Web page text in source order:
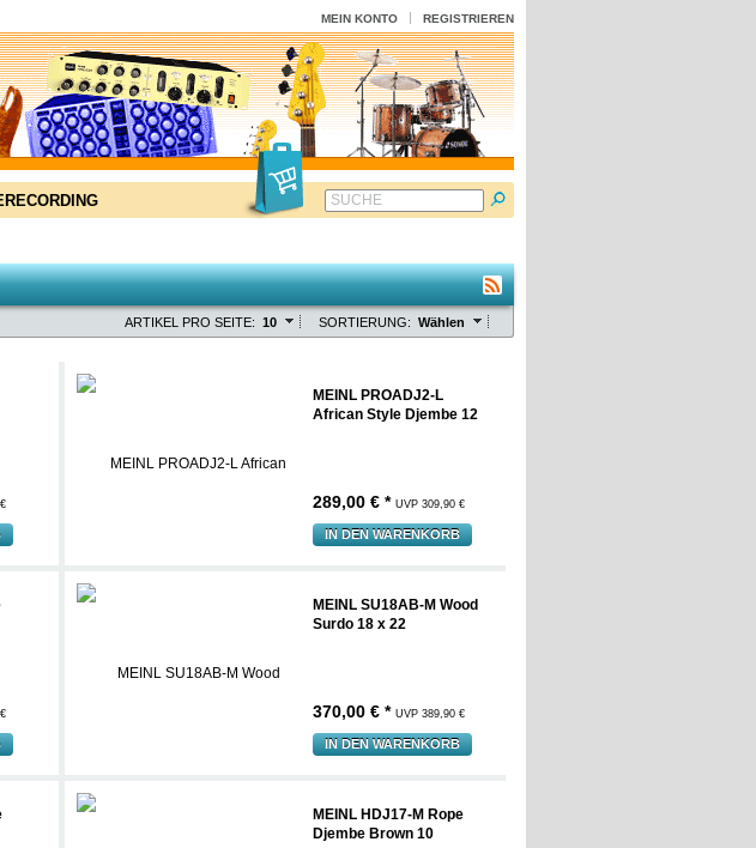
MEIN KONTO REGISTRIEREN
SUCHE
SORTIERUNG: Wählen
ARTIKEL PRO SEITE: 10
MEINL PROADJ2-L
African Style Djembe 12
289,00 € * UVP 309,90 €
IN DEN WARENKORB
MEINL SU18AB-M Wood
Surdo 18 x 22
370,00 € * UVP 389,90 €
IN DEN WARENKORB
MEINL HDJ17-M Rope
Djembe Brown 10